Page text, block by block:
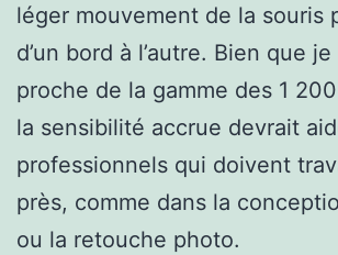
léger mouvement de la souris
d’un bord à l’autre. Bien que
proche de la gamme des 1
la sensibilité accrue devrait
professionnels qui doivent
près, comme dans la
ou la retouche photo.